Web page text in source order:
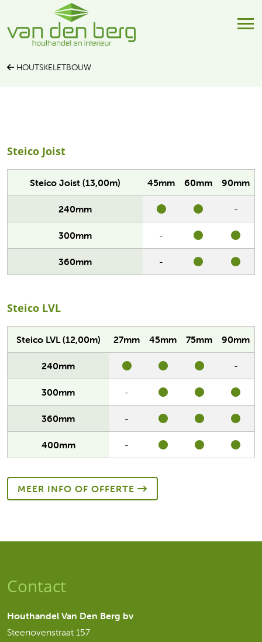
HOUTSKELETBOUW
Steico Joist
Steico Joist (13,00m) 45mm 60mm 90mm
240mm -
300mm -
360mm -
Steico LVL
Steico LVL (12,00m) 27mm 45mm 75mm 90mm
240mm -
300mm -
360mm -
400mm -
MEER INFO OF OFFERTE
Contact
Houthandel Van Den Berg bv
Steenovenstraat 157